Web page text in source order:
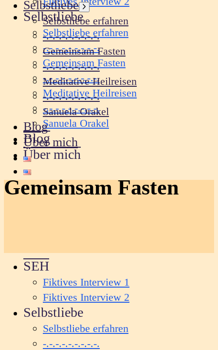
Selbstliebe
Selbstliebe erfahren
-.-.-.-.-.-.-.-.-.
Gemeinsam Fasten
-.-.-.-.-.-.-.-.-.
Meditative Heilreisen
-.-.-.-.-.-.-.-.-.
Sanuela Orakel
Blog
Über mich
SEH
Fiktives Interview 1
Fiktives Interview 2
Selbstliebe
Selbstliebe erfahren
-.-.-.-.-.-.-.-.-.
Selbstliebe Untermenü
anzeigen
Selbstliebe erfahren
-.-.-.-.-.-.-.-.-.
Gemeinsam Fasten
-.-.-.-.-.-.-.-.-.
Meditative Heilreisen
-.-.-.-.-.-.-.-.-.
Sanuela Orakel
Blog
Über mich
Gemeinsam Fasten